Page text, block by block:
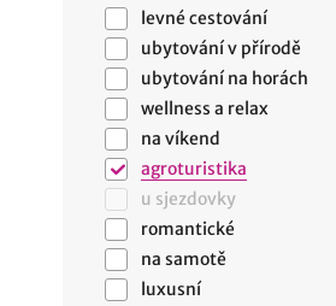
levné cestování
ubytování v přírodě
ubytování na horách
wellness a relax
na víkend
agroturistika
u sjezdovky
romantické
na samotě
luxusní